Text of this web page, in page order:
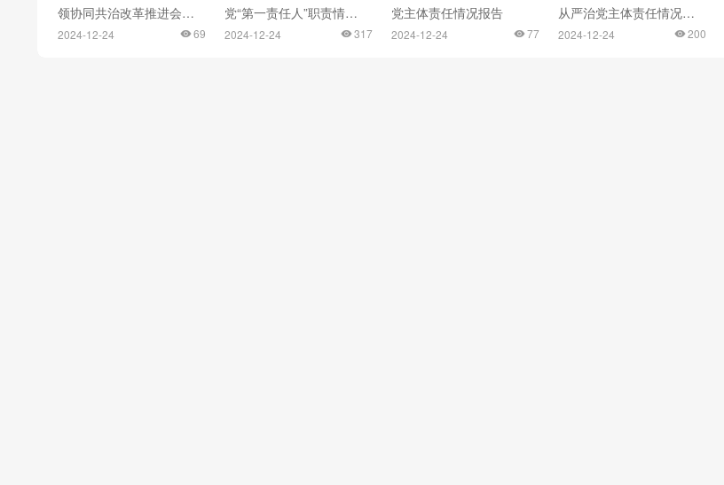
领协同共治改革推进会上
的汇报发言
2024-12-24 69
党“第一责任人”职责情况
报告
2024-12-24 317
党主体责任情况报告
2024-12-24 77
从严治党主体责任情况报
告
2024-12-24 200